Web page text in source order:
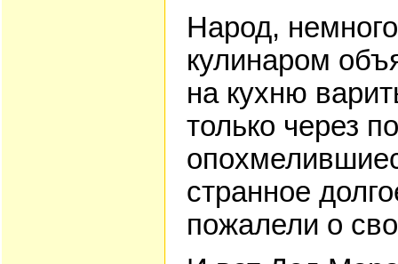
Народ,
кулинаром
на кухню
только через
странное
пожалели о